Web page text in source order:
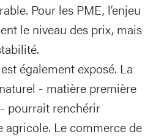
Pour les PME, l’enjeu
le niveau des prix, mais
également exposé. La
- matière première
pourrait renchérir
agricole. Le commerce de